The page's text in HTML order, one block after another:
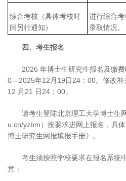
综合考核（具体考核时
间另行通知）
进行综合
录取情况。
四、考生报名
2026 年博士生研究生报名及缴
0—2025年12月19日24：00。修改补
12 月21 日24：00。
请考生登陆北京理工大学博士生
u.cn/yzbm）按要求进网上报名，具
博士研究生网报填报手册》。
考生须按照学校要求在报名系统
意：